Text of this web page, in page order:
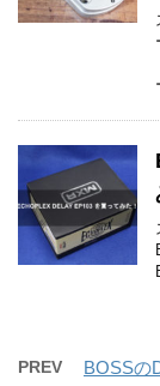
PREV BOSSの